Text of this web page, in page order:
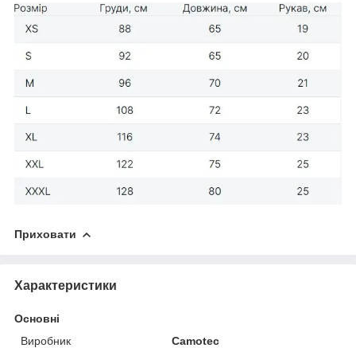
Приховати
Характеристики
Основні
Виробник
Camotec